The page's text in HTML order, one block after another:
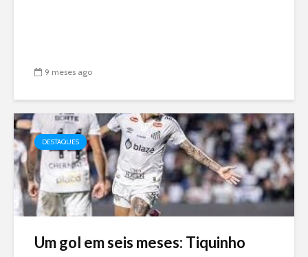
9 meses ago
DESTAQUES
Um gol em seis meses: Tiquinho